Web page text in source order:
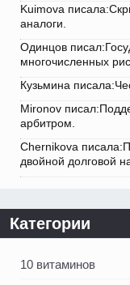
Kuimova
аналоги.
Одинцов
многочисленных
Кузьмина
Mironov
арбитром.
Chernikova
двойной долговой
Категории
10 витаминов